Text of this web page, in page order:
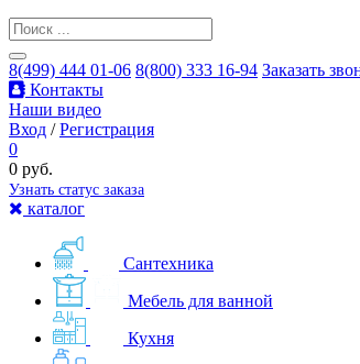
8(499) 444 01-06 8(800) 333 16-94 Заказать
Контакты
Наши видео
Вход /Регистрация
0
0 руб.
Узнать статус заказа
каталог
Сантехника
Мебель для ванной
Кухня